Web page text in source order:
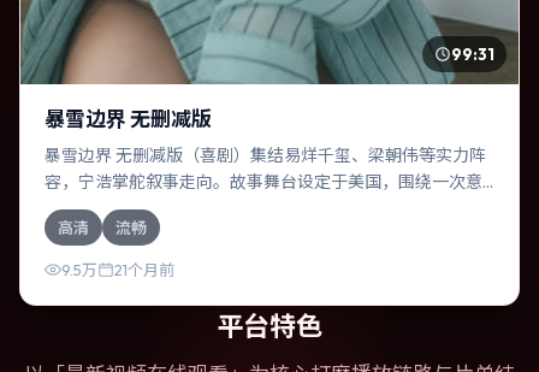
99:31
暴雪边界 无删减版
暴雪边界 无删减版（喜剧）集结易烊千玺、梁朝伟等实力阵
容，宁浩掌舵叙事走向。故事舞台设定于美国，围绕一次意
外选择展开连锁反应；配乐与色彩高度服务于主题，结尾留
白耐人寻味。
高清 流畅
9.5万 21个月前
平台特色